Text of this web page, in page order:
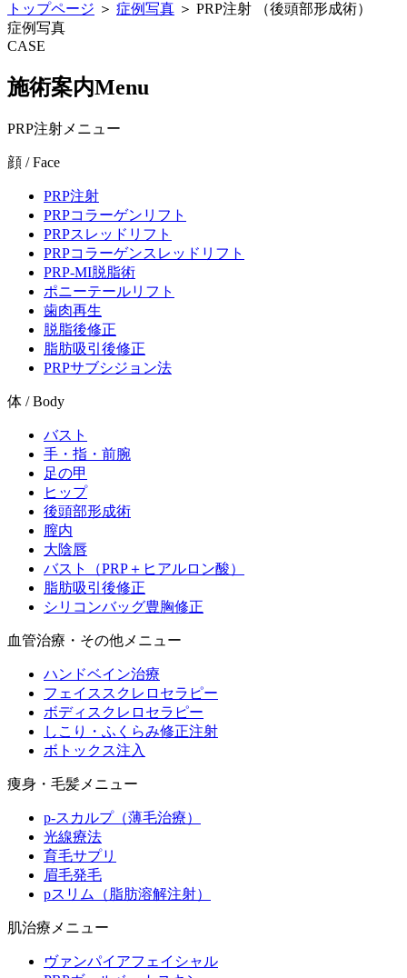
トップページ ＞ 症例写真 ＞ PRP注射 （後頭部形成術）
症例写真
CASE
施術案内Menu
PRP注射メニュー
顔 / Face
PRP注射
PRPコラーゲンリフト
PRPスレッドリフト
PRPコラーゲンスレッドリフト
PRP-MI脱脂術
ポニーテールリフト
歯肉再生
脱脂後修正
脂肪吸引後修正
PRPサブシジョン法
体 / Body
バスト
手・指・前腕
足の甲
ヒップ
後頭部形成術
膣内
大陰唇
バスト（PRP＋ヒアルロン酸）
脂肪吸引後修正
シリコンバッグ豊胸修正
血管治療・その他メニュー
ハンドベイン治療
フェイススクレロセラピー
ボディスクレロセラピー
しこり・ふくらみ修正注射
ボトックス注入
痩身・毛髪メニュー
p-スカルプ（薄毛治療）
光線療法
育毛サプリ
眉毛発毛
pスリム（脂肪溶解注射）
肌治療メニュー
ヴァンパイアフェイシャル